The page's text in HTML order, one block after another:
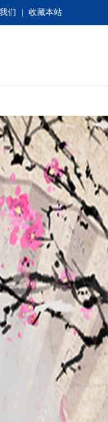
们 收藏本站